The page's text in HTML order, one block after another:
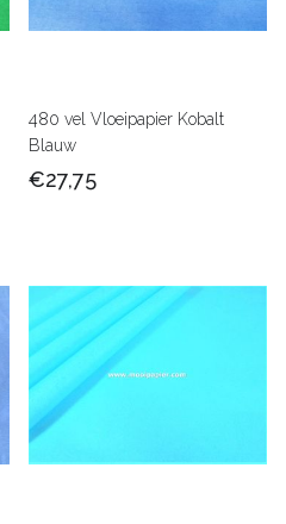
480 vel Vloeipapier Kobalt
Blauw
€27,75